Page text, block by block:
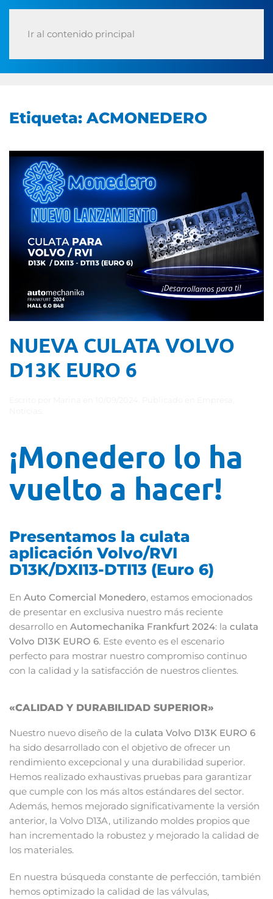
Ir al contenido principal
Etiqueta:ACMONEDERO
NUEVA CULATA VOLVO
D13K EURO 6
¡Monedero lo ha
vuelto a hacer!
Presentamos la culata
aplicación Volvo/RVI
D13K/DXI13-DTI13 (Euro 6)
En Auto Comercial Monedero, estamos emocionados
de presentar en exclusiva nuestro más reciente
desarrollo en Automechanika Frankfurt 2024: la culata
Volvo D13K EURO 6. Este evento es el escenario
perfecto para mostrar nuestro compromiso continuo
con la calidad y la satisfacción de nuestros clientes.
«CALIDAD Y DURABILIDAD SUPERIOR»
Nuestro nuevo diseño de la culata Volvo D13K EURO 6
ha sido desarrollado con el objetivo de ofrecer un
rendimiento excepcional y una durabilidad superior.
Hemos realizado exhaustivas pruebas para garantizar
que cumple con los más altos estándares del sector.
Además, hemos mejorado significativamente la versión
anterior, la Volvo D13A, utilizando moldes propios que
han incrementado la robustez y mejorado la calidad de
los materiales.
En nuestra búsqueda constante de perfección, también
hemos optimizado la calidad de las válvulas,